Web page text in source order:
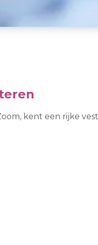
kent een rijke